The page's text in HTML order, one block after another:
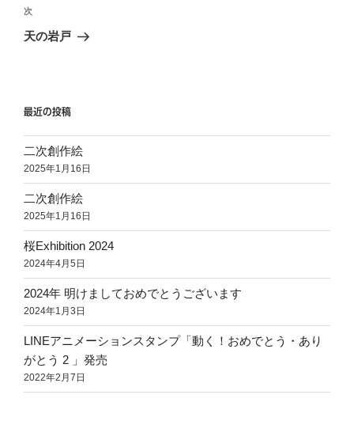
ビ
ゲ
ン
稿
次
の
次
天の岩戸
最近の投稿
二次創作絵
2025年1月16日
二次創作絵
2025年1月16日
桜Exhibition 2024
2024年4月5日
2024年 明けましておめでとうございます
2024年1月3日
LINEアニメーションスタンプ「動く！おめでとう・あり
がとう 2 」発売
2022年2月7日